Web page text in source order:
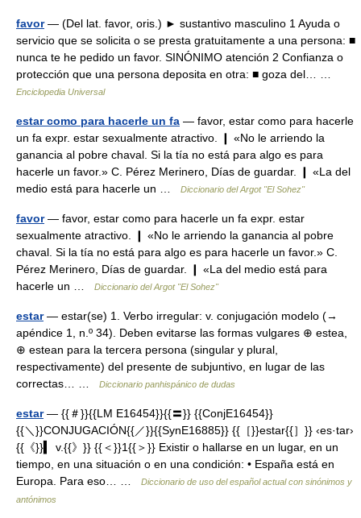
favor— (Del lat. favor, oris.) ► sustantivo masculino 1 Ayuda o
servicio que se solicita o se presta gratuitamente a una persona: ■
nunca te he pedido un favor. SINÓNIMO atención 2 Confianza o
protección que una persona deposita en otra: ■ goza del… …
Enciclopedia Universal
estar como para hacerle un fa — favor, estar como para hacerle
un fa expr. estar sexualmente atractivo. ❙ «No le arriendo la
ganancia al pobre chaval. Si la tía no está para algo es para
hacerle un favor.» C. Pérez Merinero, Días de guardar. ❙ «La del
medio está para hacerle un …
Diccionario del Argot "El Sohez"
favor— favor, estar como para hacerle un fa expr. estar
sexualmente atractivo. ❙ «No le arriendo la ganancia al pobre
chaval. Si la tía no está para algo es para hacerle un favor.» C.
Pérez Merinero, Días de guardar. ❙ «La del medio está para
hacerle un …
Diccionario del Argot "El Sohez"
estar— estar(se) 1. Verbo irregular: v. conjugación modelo (→
apéndice 1, n.º 34). Deben evitarse las formas vulgares ⊕ estea,
⊕ estean para la tercera persona (singular y plural,
respectivamente) del presente de subjuntivo, en lugar de las
correctas… …
Diccionario panhispánico de dudas
estar— {{＃}}{{LM E16454}}{{〓}} {{ConjE16454}}
{{＼}}CONJUGACIÓN{{／}}{{SynE16885}} {{［}}estar{{］}} ‹es·tar›
{{《}}▍ v.{{》}} {{＜}}1{{＞}} Existir o hallarse en un lugar, en un
tiempo, en una situación o en una condición: • España está en
Europa. Para eso… …
Diccionario de uso del español actual con sinónimos y
antónimos